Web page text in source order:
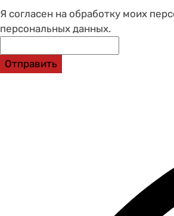
Я согласен на обработку моих
персональных данных.
Отправить